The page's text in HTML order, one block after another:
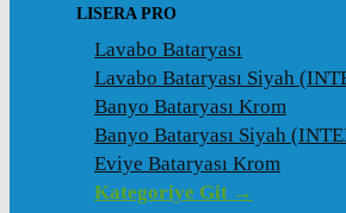
LISERA PRO
Lavabo Bataryası
Lavabo Bataryası Siyah
Banyo Bataryası Krom
Banyo Bataryası Siyah
Eviye Bataryası Krom
Kategoriye Git →